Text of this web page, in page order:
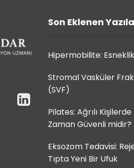
Son Eklenen
Hipermobilite:
Stromal Vasküler
(SVF)
Pilates: Ağrılı
Zaman Güvenli midir?
Eksozom Tedavisi:
Tıpta Yeni Bir Ufuk